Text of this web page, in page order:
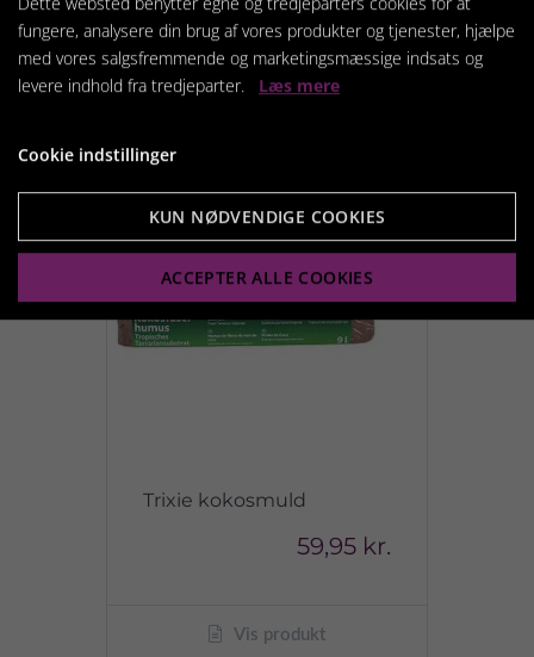
Vis produkt
Trixie kokosmuld
59,95 kr.
Vis produkt
fungere, analysere din brug af vores produkter og tjenester, hjælpe
med vores salgsfremmende og marketingsmæssige indsats og
levere indhold fra tredjeparter. Læs mere
Cookie indstillinger
KUN NØDVENDIGE COOKIES
ACCEPTER ALLE COOKIES